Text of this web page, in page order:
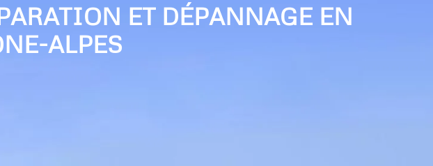
ET DÉPANNAGE EN
ALPES